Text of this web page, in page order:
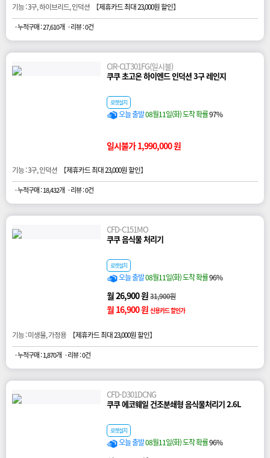
기능 : 3구, 하이브리드, 인덕션 【제휴카드 최대 23,000원 할인】
· 누적구매 : 27,610개 · 리뷰 : 0건
CIR-CLT301FG(일시불)
쿠쿠 초고온 하이엔드 인덕션 3구 레인지
로켓설치
오늘 출발08월11일(화) 도착 확률97%
일시불가 1,990,000 원
기능 : 3구, 인덕션 【제휴카드 최대 23,000원 할인】
· 누적구매 : 18,432개 · 리뷰 : 0건
CFD-C151MO
쿠쿠 음식물 처리기
로켓설치
오늘 출발08월11일(화) 도착 확률96%
월 26,900 원31,900원
월 16,900 원 신용카드 할인가
기능 : 미생물, 가정용 【제휴카드 최대 23,000원 할인】
· 누적구매 : 1,870개 · 리뷰 : 0건
CFD-D301DCNG
쿠쿠 에코웨일 건조분쇄형 음식물처리기 2.6L
로켓설치
오늘 출발08월11일(화) 도착 확률96%